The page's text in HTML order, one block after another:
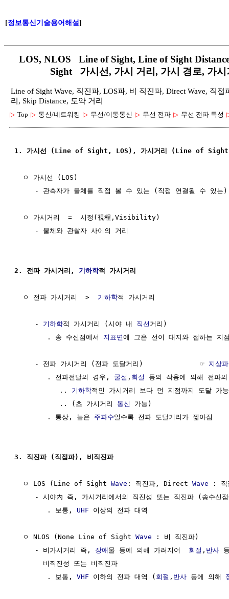
[정보통신기술용어해설]
LOS, NLOS Line of Sight, Line of Sight
Sight 가시선, 가시 거리, 가시 경로, 가
Line of Sight Wave, 직진파, LOS파, 비 직진파, Direct Wave, 직
리, Skip Distance, 도약 거리
▷ Top ▷ 통신/네트워킹 ▷ 무선/이동통신 ▷ 무선 전파 ▷ 무선 전파 특성
1. 가시선 (Line of Sight, LOS), 가시거리 (Line of
  ㅇ 가시선 (LOS)
- 관측자가 물체를 직접 볼 수 있는 (직접 연결될 수 있
  ㅇ 가시거리  =  시정(視程,Visibility)
     - 물체와 관찰자 사이의 거리
2. 전파 가시거리, 기하학적 가시거리
  ㅇ 전파 가시거리  >
기하학적 가시거리
     -
기하학적 가시거리 (시야 내 직선 거리)
        . 송 수신점에서
지표면에 그은 선이 대지와 접하는 지
     - 전파 가시거리 (전파 도달거리)              ☞
지상파
        . 전파전달의 경우,
굴절 , 회절
등의 작용에 의해 전파
           ..
기하학적인 가시거리 보다 먼 지점까지 도달 가
           .. (초 가시거리
통신
가능)
        . 통상, 높은
주파수일수록 전파 도달거리가 짧아짐
3. 직진파 (직접파), 비직진파
  ㅇ LOS (Line of Sight
Wave : 직진파, Direct Wave : 직
- 시야內 즉, 가시거리에서의 직진성 또는 직진파 (송수신
        . 보통,
UHF 이상의 전파 대역
  ㅇ NLOS (None Line of Sight
Wave : 비 직진파)
     - 비가시거리 즉,
장애 물 등에 의해 가려지어 회절 , 반사
       비직진성 또는 비직진파
        . 보통,
VHF 이하의 전파 대역 ( 회절 , 반사 등에 의해